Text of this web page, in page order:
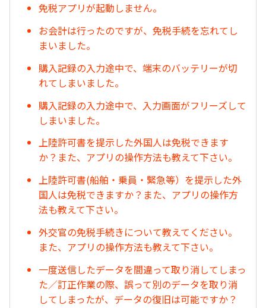
免税アプリが起動しません。
お会計は行ったのですが、免税手続を忘れてし
まいました。
購入記録の入力途中で、端末のバッテリーが切
れてしまいました。
購入記録の入力途中で、入力画面がフリーズして
しまいました。
上陸許可書を提示した外国人は免税できます
か？また、アプリの操作方法も教えて下さい。
上陸許可書(船舶・乗員・緊急等）を提示した外
国人は免税できますか？また、アプリの操作方
法も教えて下さい。
外交官の免税手続きについて教えてください。
また、アプリの操作方法も教えて下さい。
一度送信したデータを間違って取り消してしまっ
た／訂正作業の際、誤って別のデータを取り消
してしまったが、データの復旧は可能ですか？